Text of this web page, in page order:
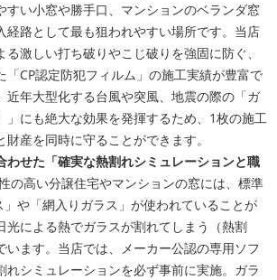
すい小窓や勝手口、マンションのベランダ窓
経路として最も狙われやすい場所です。当店
激しい打ち破りやこじ破りを強固に防ぐ、
「CP認定防犯フィルム」の施工実績が豊富で
近年大型化する台風や突風、地震の際の「ガ
」にも絶大な効果を発揮するため、1枚の施工
産を同時に守ることができます。
わせた「確実な熱割れシミュレーションと職
の高い分譲住宅やマンションの窓には、標準
や「網入りガラス」が使われていることが
光による熱でガラスが割れてしまう（熱割
います。当店では、メーカー公認の専用ソフ
れシミュレーションを必ず事前に実施。ガラ